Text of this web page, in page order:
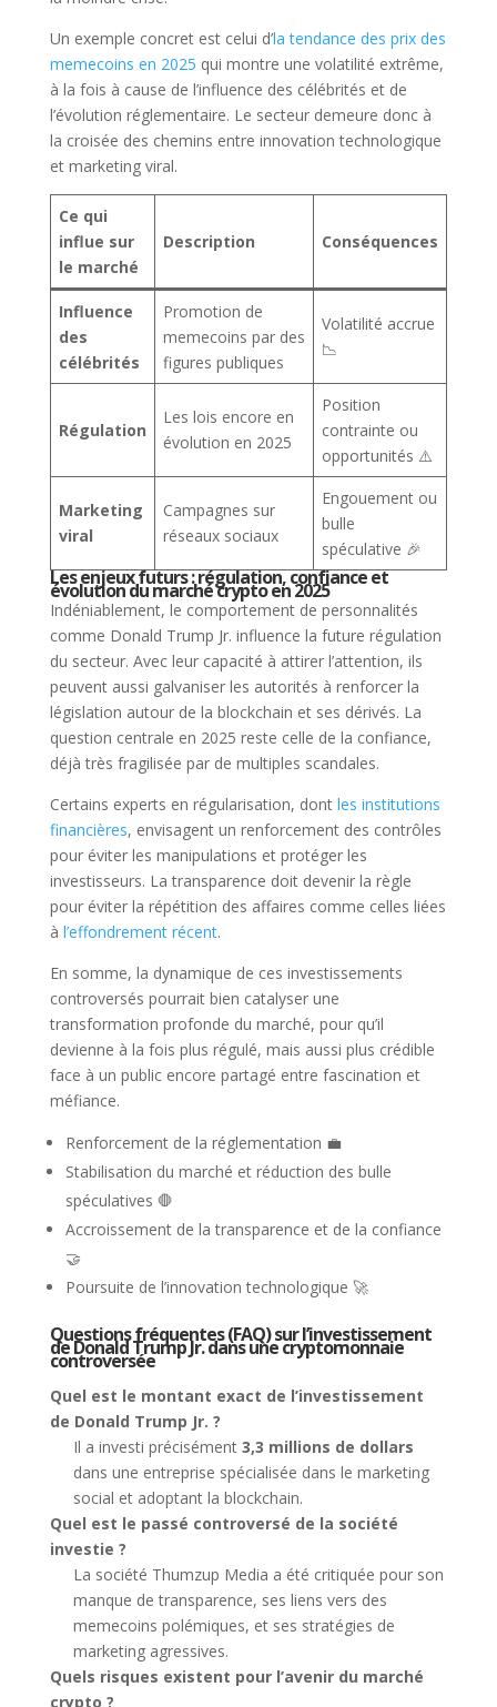
Un exemple concret est celui d’la tendance des prix des
memecoins en 2025 qui montre une volatilité extrême,
à la fois à cause de l’influence des célébrités et de
l’évolution réglementaire. Le secteur demeure donc à
la croisée des chemins entre innovation technologique
et marketing viral.
Ce qui
influe sur
le marché
Description Conséquences
Influence
des
célébrités
Promotion de
memecoins par des
figures publiques
Volatilité accrue
📉
Régulation
Les lois encore en
évolution en 2025
Position
contrainte ou
opportunités ⚠️
Marketing
viral
Campagnes sur
réseaux sociaux
Engouement ou
bulle
spéculative 🎉
Les enjeux futurs : régulation, confiance et
évolution du marché crypto en 2025
Indéniablement, le comportement de personnalités
comme Donald Trump Jr. influence la future régulation
du secteur. Avec leur capacité à attirer l’attention, ils
peuvent aussi galvaniser les autorités à renforcer la
législation autour de la blockchain et ses dérivés. La
question centrale en 2025 reste celle de la confiance,
déjà très fragilisée par de multiples scandales.
Certains experts en régularisation, dont les institutions
financières, envisagent un renforcement des contrôles
pour éviter les manipulations et protéger les
investisseurs. La transparence doit devenir la règle
pour éviter la répétition des affaires comme celles liées
à l’effondrement récent.
En somme, la dynamique de ces investissements
controversés pourrait bien catalyser une
transformation profonde du marché, pour qu’il
devienne à la fois plus régulé, mais aussi plus crédible
face à un public encore partagé entre fascination et
méfiance.
Renforcement de la réglementation 💼
Stabilisation du marché et réduction des bulle
spéculatives 🛑
Accroissement de la transparence et de la confiance
🤝
Poursuite de l’innovation technologique 🚀
Questions fréquentes (FAQ) sur l’investissement
de Donald Trump Jr. dans une cryptomonnaie
controversée
Quel est le montant exact de l’investissement
de Donald Trump Jr. ?
Il a investi précisément 3,3 millions de dollars
dans une entreprise spécialisée dans le marketing
social et adoptant la blockchain.
Quel est le passé controversé de la société
investie ?
La société Thumzup Media a été critiquée pour son
manque de transparence, ses liens vers des
memecoins polémiques, et ses stratégies de
marketing agressives.
Quels risques existent pour l’avenir du marché
crypto ?